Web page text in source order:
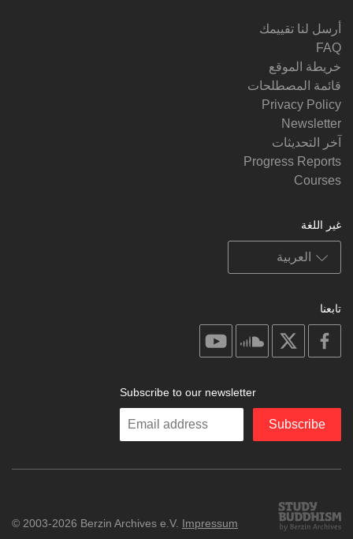
أرسل لنا تقييمك
FAQ
خريطة الموقع
قائمة المصطلحات
Privacy Policy
Newsletter
آخر التحديثات
Progress Reports
Courses
غير اللغة
تابعنا
facebook
soundcloud
Subscribe to our newsletter
Enter
Subscribe
Study
Buddhism
© 2003-2026 Berzin Archives e.V. Impressum